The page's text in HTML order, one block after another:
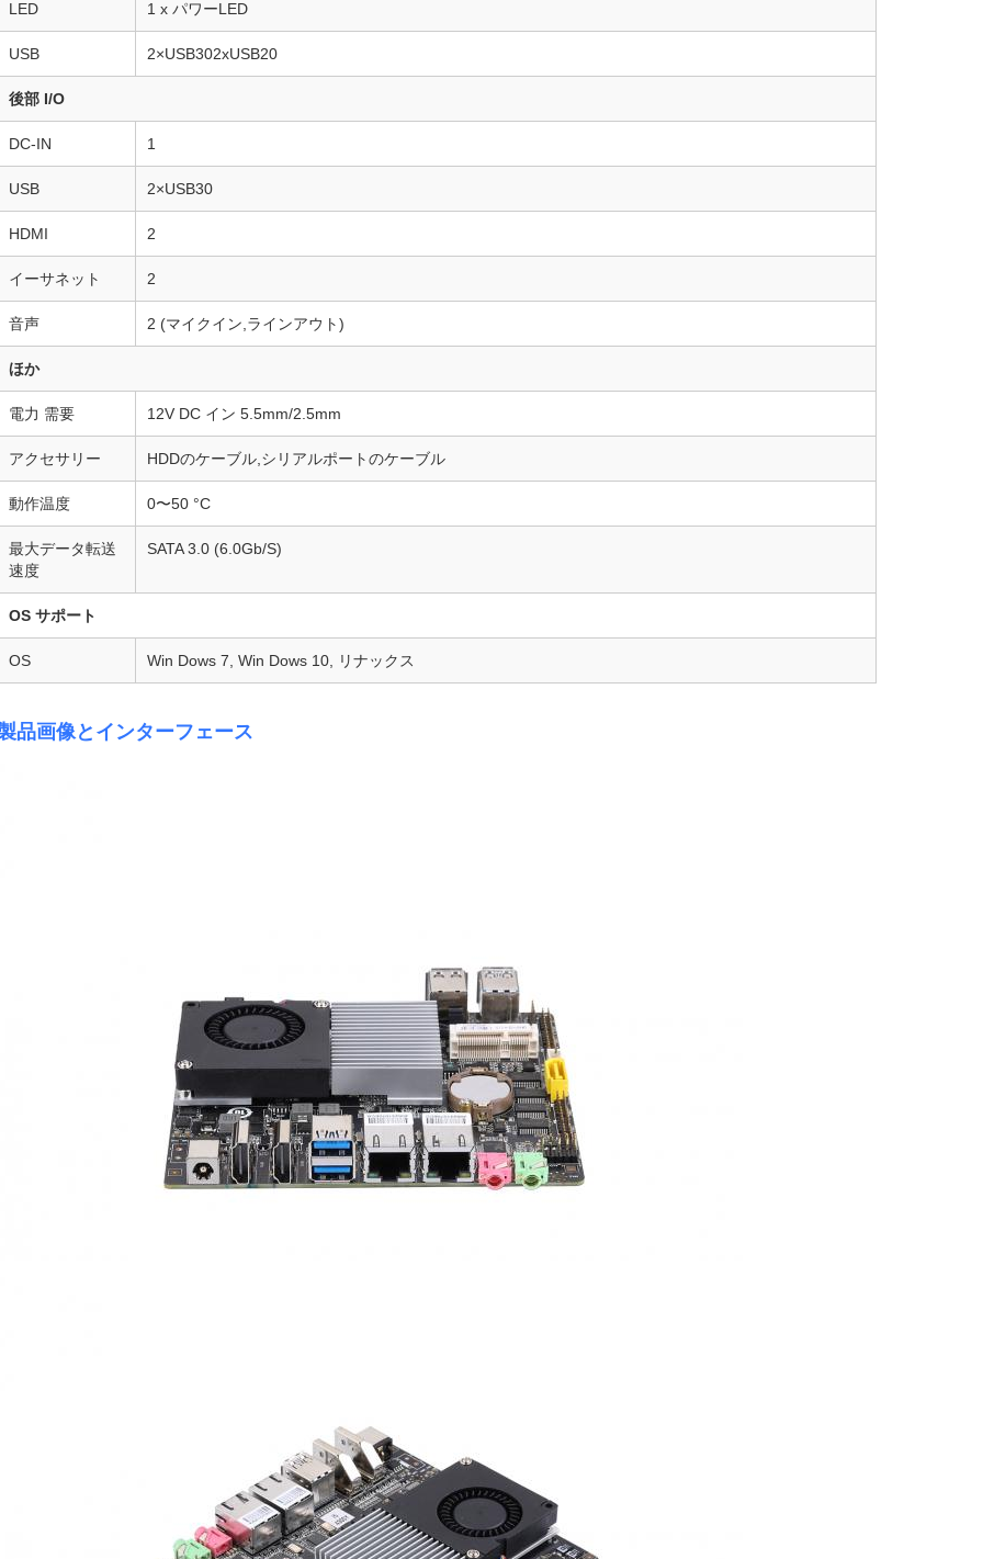
LED 1 x パワーLED
USB 2×USB302xUSB20
後部 I/O
DC-IN 1
USB 2×USB30
HDMI 2
イーサネット 2
音声 2 (マイクイン,ラインアウト)
ほか
電力 需要 12V DC イン 5.5mm/2.5mm
アクセサリー HDDのケーブル,シリアルポートのケーブル
動作温度 0〜50 °C
最大データ転送
速度
SATA 3.0 (6.0Gb/S)
OS サポート
OS Win Dows 7, Win Dows 10, リナックス
品画像とインターフェース